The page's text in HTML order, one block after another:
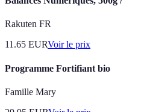
Rakuten FR
11.65 EURVoir le prix
Programme Fortifiant bio
Famille Mary